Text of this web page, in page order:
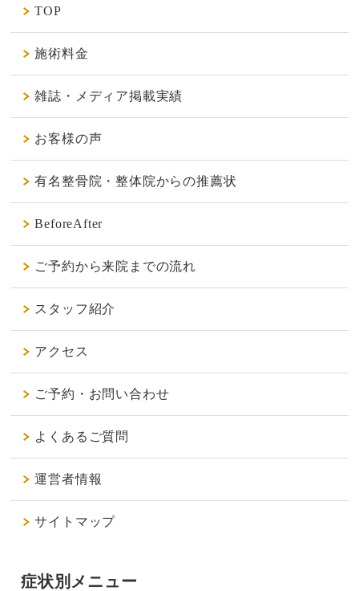
TOP
施術料金
雑誌・メディア掲載実績
お客様の声
有名整骨院・整体院からの推薦状
BeforeAfter
ご予約から来院までの流れ
スタッフ紹介
アクセス
ご予約・お問い合わせ
よくあるご質問
運営者情報
サイトマップ
症状別メニュー